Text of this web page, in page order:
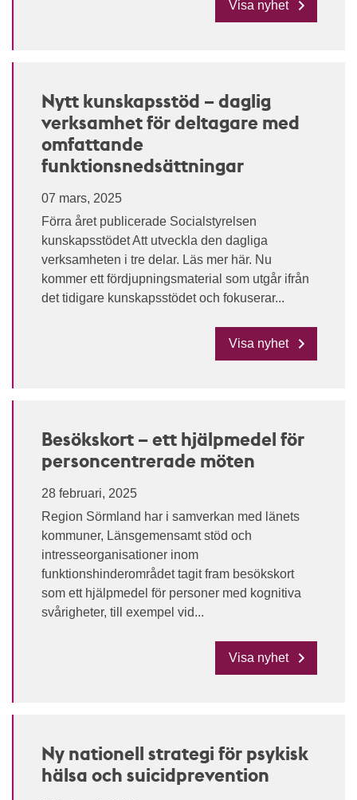
Visa nyhet
Nytt kunskapsstöd – daglig
verksamhet för deltagare med
omfattande
funktionsnedsättningar
07 mars, 2025
Förra året publicerade Socialstyrelsen
kunskapsstödet Att utveckla den dagliga
verksamheten i tre delar. Läs mer här. Nu
kommer ett fördjupningsmaterial som utgår ifrån
det tidigare kunskapsstödet och fokuserar...
Visa nyhet
Besökskort – ett hjälpmedel för
personcentrerade möten
28 februari, 2025
Region Sörmland har i samverkan med länets
kommuner, Länsgemensamt stöd och
intresseorganisationer inom
funktionshinderområdet tagit fram besökskort
som ett hjälpmedel för personer med kognitiva
svårigheter, till exempel vid...
Visa nyhet
Ny nationell strategi för psykisk
hälsa och suicidprevention